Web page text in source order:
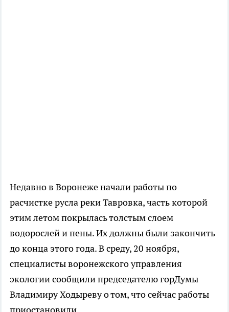
Недавно в Воронеже начали работы по
расчистке русла реки Тавровка, часть которой
этим летом покрылась толстым слоем
водорослей и пены. Их должны были закончить
до конца этого года. В среду, 20 ноября,
специалисты воронежского управления
экологии сообщили председателю горДумы
Владимиру Ходыреву о том, что сейчас работы
приостановили.